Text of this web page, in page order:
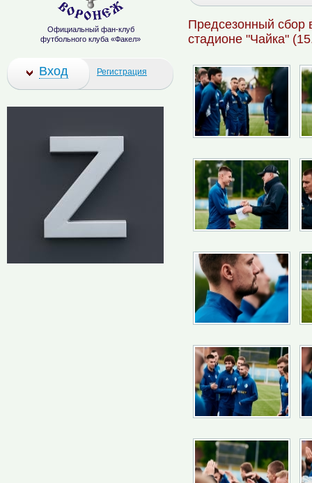
Предсезонный сбор
стадионе "Чайка"
Официальный фан-клуб
футбольного клуба «Факел»
Вход Регистрация